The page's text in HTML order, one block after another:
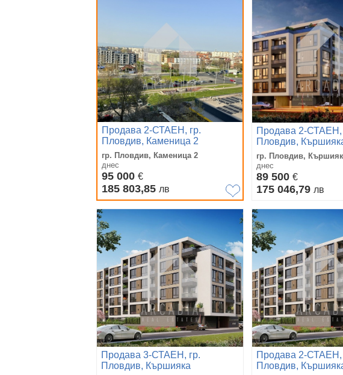
Продава 2-СТАЕН, гр.
Пловдив, Каменица 2
гр. Пловдив, Каменица 2
днес
95 000 €
185 803,85 лв
Продава 2-СТАЕН,
Пловдив,
гр. Пловдив,
днес
89 500 €
175 046,79 лв
Продава 3-СТАЕН, гр.
Пловдив, Кършияка
Продава 2-СТАЕН,
Пловдив,